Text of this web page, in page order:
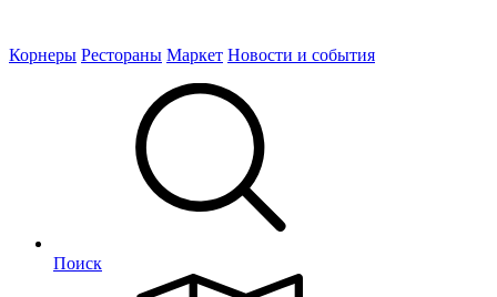
Корнеры Рестораны Маркет Новости и события
Поиск